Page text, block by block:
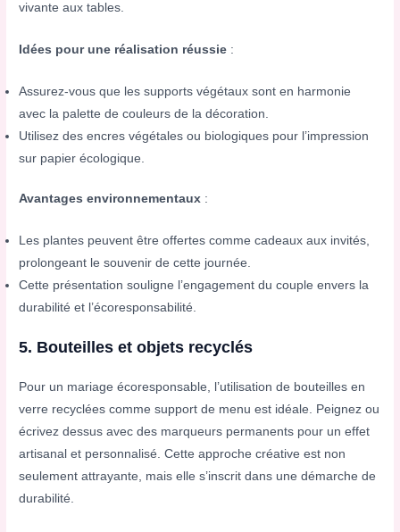
vivante aux tables.
Idées pour une réalisation réussie :
Assurez-vous que les supports végétaux sont en harmonie
avec la palette de couleurs de la décoration.
Utilisez des encres végétales ou biologiques pour l’impression
sur papier écologique.
Avantages environnementaux :
Les plantes peuvent être offertes comme cadeaux aux invités,
prolongeant le souvenir de cette journée.
Cette présentation souligne l’engagement du couple envers la
durabilité et l’écoresponsabilité.
5. Bouteilles et objets recyclés
Pour un mariage écoresponsable, l’utilisation de bouteilles en
verre recyclées comme support de menu est idéale. Peignez ou
écrivez dessus avec des marqueurs permanents pour un effet
artisanal et personnalisé. Cette approche créative est non
seulement attrayante, mais elle s’inscrit dans une démarche de
durabilité.